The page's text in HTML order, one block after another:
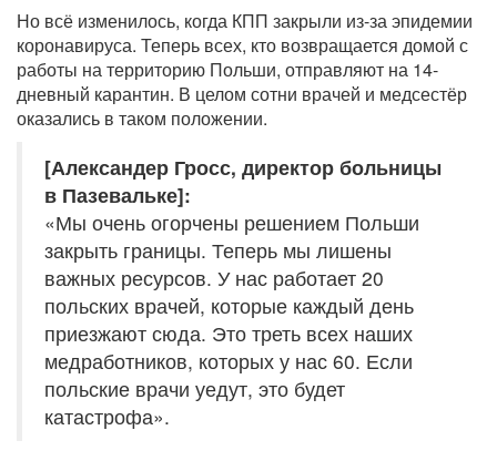
Но всё изменилось, когда КПП закрыли из-за эпидемии
коронавируса. Теперь всех, кто возвращается домой с
работы на территорию Польши, отправляют на 14-
дневный карантин. В целом сотни врачей и медсестёр
оказались в таком положении.
[Александер Гросс, директор больницы
в Пазевальке]:
«Мы очень огорчены решением Польши
закрыть границы. Теперь мы лишены
важных ресурсов. У нас работает 20
польских врачей, которые каждый день
приезжают сюда. Это треть всех наших
медработников, которых у нас 60. Если
польские врачи уедут, это будет
катастрофа».